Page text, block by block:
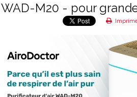
WAD-M20 - pour